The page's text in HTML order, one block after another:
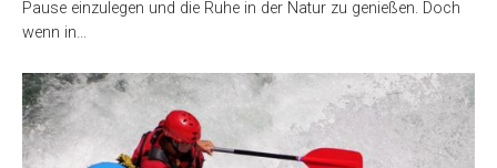
Pause einzulegen und die Ruhe in der Natur zu genießen. Doch
wenn in…